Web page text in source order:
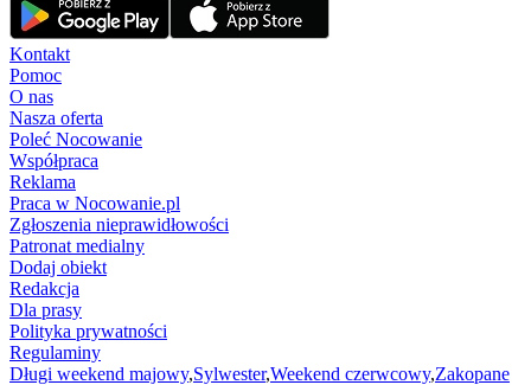
Kontakt
Pomoc
O nas
Nasza oferta
Poleć Nocowanie
Współpraca
Reklama
Praca w Nocowanie.pl
Zgłoszenia nieprawidłowości
Patronat medialny
Dodaj obiekt
Redakcja
Dla prasy
Polityka prywatności
Regulaminy
Długi weekend majowy,Sylwester,Weekend czerwcowy,Zakopane